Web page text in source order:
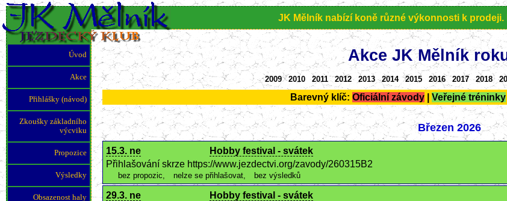
Akce JK Mělník
2009 2010 2011 2012 2013 2014 2015 2016 2017 2018
Barevný klíč: Oficiální závody Veřejné tréninky
Březen 2026
15.3. ne
Hobby festival - svátek
Přihlašování skrze https://www.jezdectvi.org/zavody/260315B2
bez propozic, nelze se přihlašovat, bez výsledků
29.3. ne
Hobby festival - svátek
Úvod
Akce
Přihlášky (návod)
Zkoušky základního
výcviku
Propozice
Výsledky
Obsazenost haly
JK Mělník nabízí koně různé výkonnosti k prodeji.